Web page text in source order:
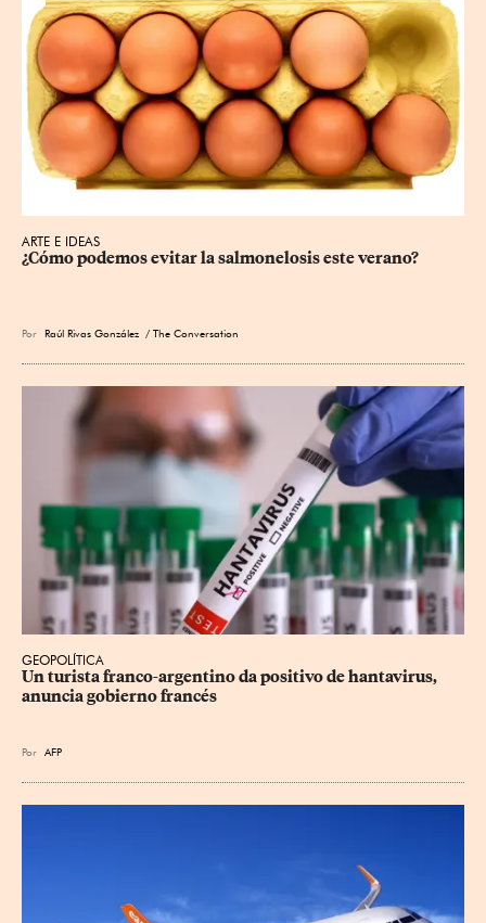
ARTE E IDEAS
¿Cómo podemos evitar la salmonelosis este verano?
Por Raúl Rivas González / The Conversation
GEOPOLÍTICA
Un turista franco-argentino da positivo de hantavirus,
anuncia gobierno francés
Por AFP